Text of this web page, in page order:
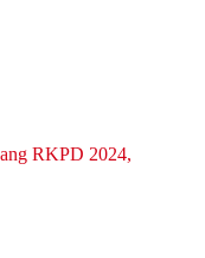
RKPD 2024,